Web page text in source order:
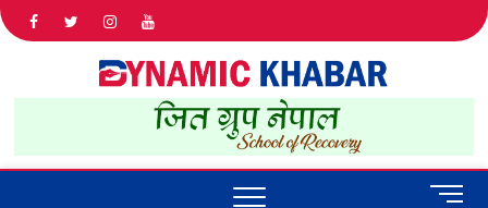
IN NEPAL
M